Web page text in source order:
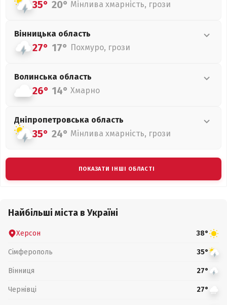
35° 20° Мінлива хмарність, грози
Вінницька область
27° 17° Похмуро, грози
Волинська область
26° 14° Хмарно
Дніпропетровська область
35° 24° Мінлива хмарність, грози
ПОКАЗАТИ ІНШІ ОБЛАСТІ
Найбільші міста в Україні
Херсон 38°
Сімферополь 35°
Вінниця 27°
Чернівці 27°